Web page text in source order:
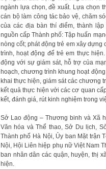
ngành lựa chọn, đề xuất. Lựa chọn
cán bộ làm công tác bảo vệ, chăm
của các địa bàn thí điểm, thành
nguồn cấp Thành phố: Tập huấn
nòng cốt; phát động trẻ em xây
trình, hoạt động để trẻ em thực
động với sự giám sát, hỗ trợ của
hoạch, chương trình khung hoạt
khai thực hiện, giám sát các chương
kết quả thực hiện với các cơ quan
kết, đánh giá, rút kinh nghiệm trong
Sở Lao động – Thương binh và Xã
Văn hóa và Thể thao, Sở Du lịch,
Thành phố Hà Nội, Ủy ban Mặt trận
Nội, Hội Liên hiệp phụ nữ Việt Nam
ban nhân dân các quận, huyện, thị
hiện.